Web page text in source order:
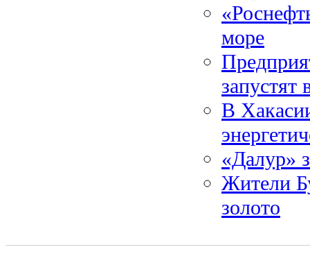
море
запустят
В
«Далур»
Жители
золото